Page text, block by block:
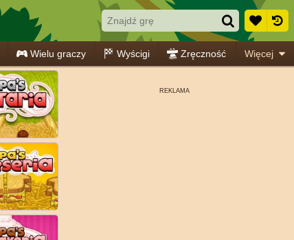
Wielu graczy Wyścigi Zręczność Więcej